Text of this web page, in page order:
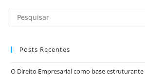
Posts Recentes
O Direito Empresarial como base